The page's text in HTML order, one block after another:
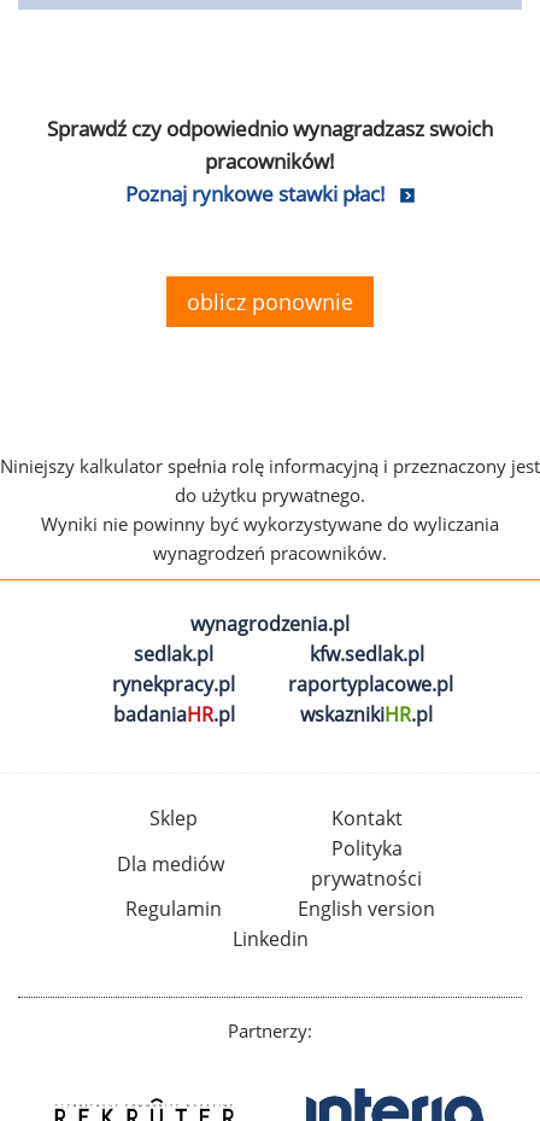
Sprawdź czy odpowiednio wynagradzasz swoich
pracowników!
Poznaj rynkowe stawki płac!
oblicz ponownie
Niniejszy kalkulator spełnia rolę informacyjną i przeznaczony jest
do użytku prywatnego.
Wyniki nie powinny być wykorzystywane do wyliczania
wynagrodzeń pracowników.
wynagrodzenia.pl
sedlak.pl
kfw.sedlak.pl
rynekpracy.pl
raportyplacowe.pl
badaniaHR.pl wskaznikiHR.pl
Sklep
Kontakt
Dla mediów
Polityka
prywatności
Regulamin
English version
Linkedin
Partnerzy: